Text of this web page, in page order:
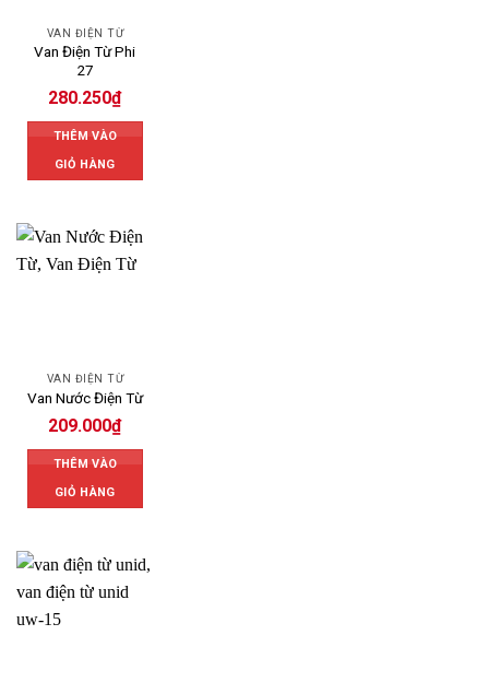
VAN ĐIỆN TỪ
Van Điện Từ Phi
27
280.250₫
THÊM VÀO
GIỎ HÀNG
VAN ĐIỆN TỪ
Van Nước Điện Từ
209.000₫
THÊM VÀO
GIỎ HÀNG